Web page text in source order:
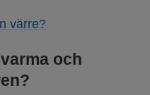
värre?
och